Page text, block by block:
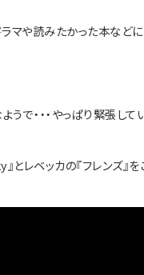
マや読みたかった本などに
で・・・やっぱり緊張して
レベッカの『フレンズ』を